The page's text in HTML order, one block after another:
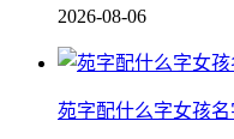
2026-08-06
苑字配什么字女孩